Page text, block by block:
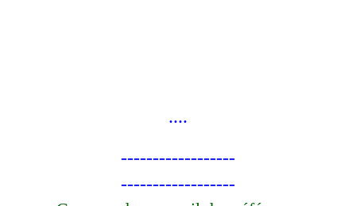
....
------------------
------------------